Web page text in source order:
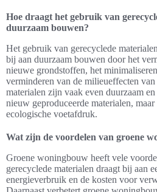
Hoe draagt het gebruik van
duurzaam bouwen?
Het gebruik van gerecyclede
bij aan duurzaam bouwen door het
nieuwe grondstoffen, het
verminderen van de milieueffecten
materialen zijn vaak even duurzaam
nieuw geproduceerde materialen, maar
ecologische voetafdruk.
Wat zijn de voordelen van groene
Groene woningbouw heeft vele
gerecyclede materialen draagt bij aan
energieverbruik en de kosten voor